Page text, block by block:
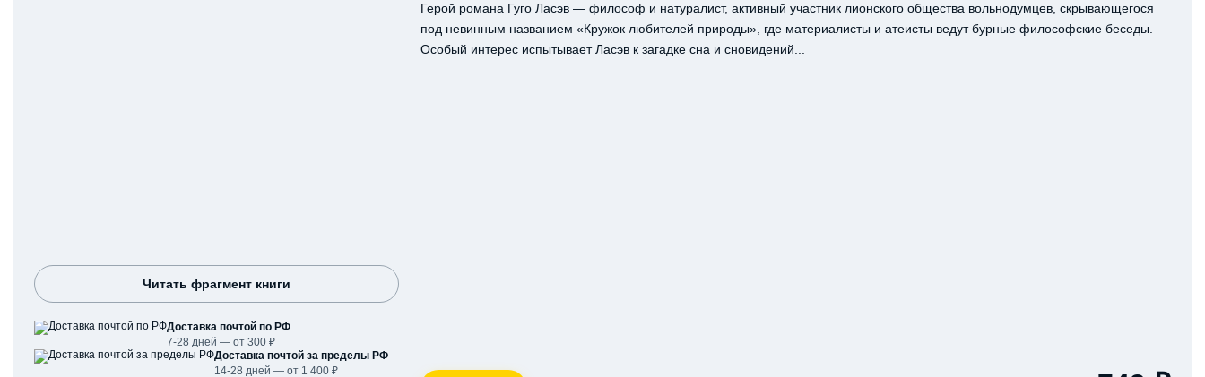
Читать фрагмент книги
Доставка почтой по РФ
7-28 дней — от 300 ₽
Доставка почтой за пределы РФ
14-28 дней — от 1 400 ₽
Герой романа Гуго Ласэв — философ и натуралист, активный участник лионского общества вольнодумцев, скрывающегося
под невинным названием «Кружок любителей природы», где материалисты и атеисты ведут бурные философские беседы.
Особый интерес испытывает Ласэв к загадке сна и сновидений...